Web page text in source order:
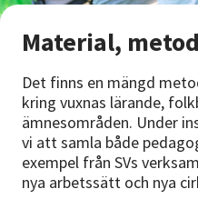
Material,
Det finns en mängd
kring vuxnas lärande,
ämnesområden. Under
vi att samla både
exempel från SVs
nya arbetssätt och nya